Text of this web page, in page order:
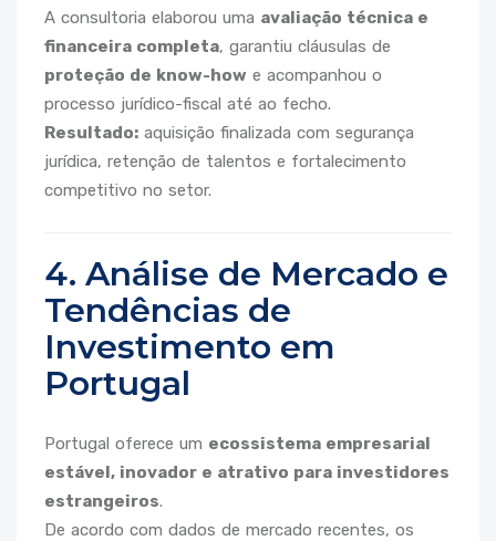
A consultoria elaborou uma avaliação técnica e
financeira completa, garantiu cláusulas de
proteção de know-how e acompanhou o
processo jurídico-fiscal até ao fecho.
Resultado: aquisição finalizada com segurança
jurídica, retenção de talentos e fortalecimento
competitivo no setor.
4. Análise de Mercado e
Tendências de
Investimento em
Portugal
Portugal oferece um ecossistema empresarial
estável, inovador e atrativo para investidores
estrangeiros.
De acordo com dados de mercado recentes, os